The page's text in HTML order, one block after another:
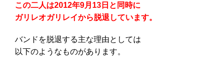
この二人は2012年9月13日と同時に
ガリレオガリレイから脱退しています。
バンドを脱退する主な理由としては
以下のようなものがあります。